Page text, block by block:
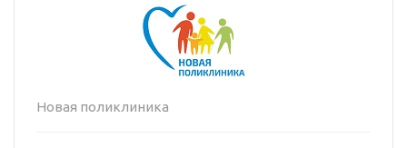
Новая поликлиника